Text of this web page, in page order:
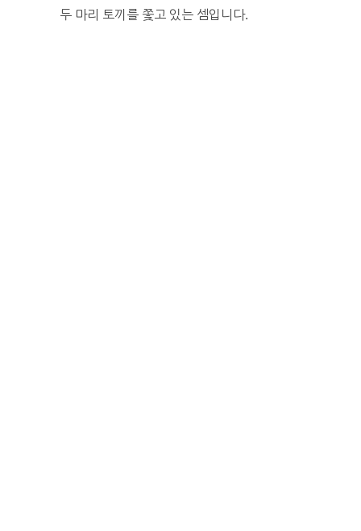
두 마리 토끼를 쫓고 있는 셈입니다.